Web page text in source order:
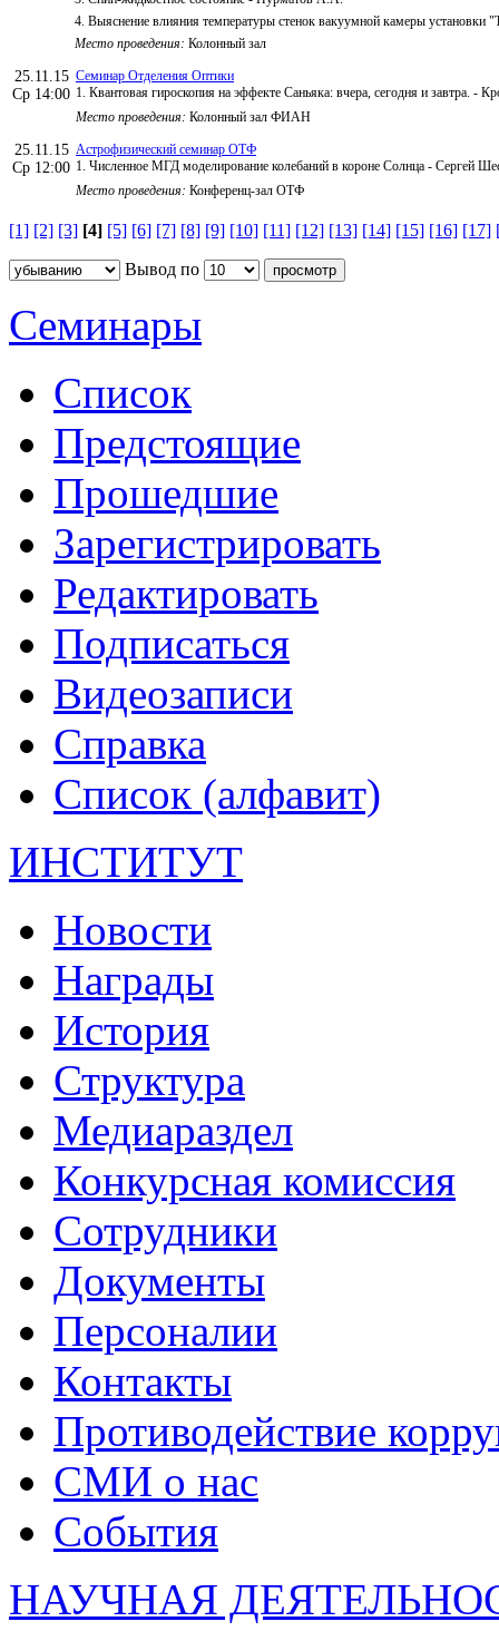
4. Выяснение влияния температуры стенок вакуумной камеры
Место проведения: Колонный зал
25.11.15
Ср 14:00
Семинар Отделения Оптики
1. Квантовая гироскопия на эффекте Саньяка: вчера, сегодня и
Место проведения: Колонный зал ФИАН
25.11.15
Ср 12:00
Астрофизический семинар ОТФ
1. Численное МГД моделирование колебаний в короне Солнца - Сергей
Место проведения: Конференц-зал ОТФ
[1] [2] [3] [4] [5] [6] [7] [8] [9] [10] [11] [12] [13] [14] [15] [16] [17]
Вывод по
Семинары
Список
Предстоящие
Прошедшие
Зарегистрировать
Редактировать
Подписаться
Видеозаписи
Справка
Список (алфавит)
ИНСТИТУТ
Новости
Награды
История
Структура
Медиараздел
Конкурсная комиссия
Сотрудники
Документы
Персоналии
Контакты
Противодействие
СМИ о нас
События
НАУЧНАЯ